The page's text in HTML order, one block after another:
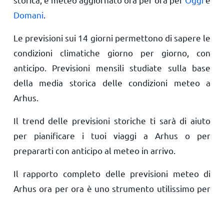
Domani
Le previsioni sui 14 giorni permettono di sapere le
condizioni climatiche giorno per giorno, con
anticipo. Previsioni mensili studiate sulla base
della media storica delle condizioni meteo a
Arhus.
Il trend delle previsioni storiche ti sarà di aiuto
per pianificare i tuoi viaggi a Arhus o per
prepararti con anticipo al meteo in arrivo.
Il rapporto completo delle previsioni meteo di
Arhus ora per ora è uno strumento utilissimo per